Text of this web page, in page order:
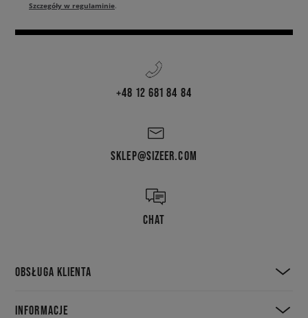
Szczegóły w regulaminie.
+48 12 681 84 84
SKLEP@SIZEER.COM
CHAT
OBSŁUGA KLIENTA
INFORMACJE